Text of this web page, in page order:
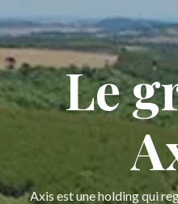
Le
Axis est une holding qui